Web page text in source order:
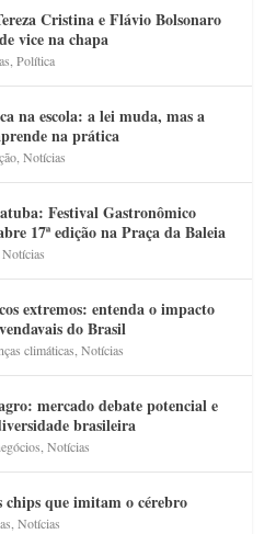
Cristina e Flávio Bolsonaro
vice na chapa
,Política
na escola: a lei muda, mas a
na prática
,Notícias
Festival Gastronômico
17ª edição na Praça da Baleia
,Notícias
extremos: entenda o impacto
do Brasil
climáticas ,Notícias
mercado debate potencial e
brasileira
,Notícias
chips que imitam o cérebro
,Notícias